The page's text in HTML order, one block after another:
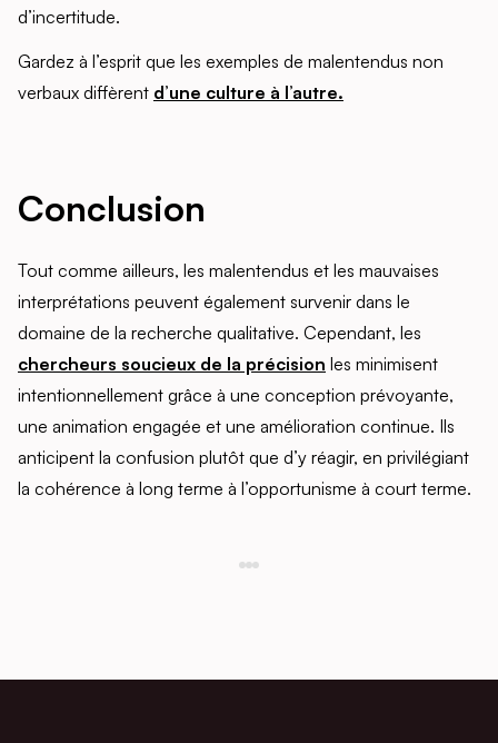
d’incertitude.
Gardez à l’esprit que les exemples de malentendus non
verbaux diffèrent d’une culture à l’autre.
Conclusion
Tout comme ailleurs, les malentendus et les mauvaises
interprétations peuvent également survenir dans le
domaine de la recherche qualitative. Cependant, les
chercheurs soucieux de la précision les minimisent
intentionnellement grâce à une conception prévoyante,
une animation engagée et une amélioration continue. Ils
anticipent la confusion plutôt que d’y réagir, en privilégiant
la cohérence à long terme à l’opportunisme à court terme.